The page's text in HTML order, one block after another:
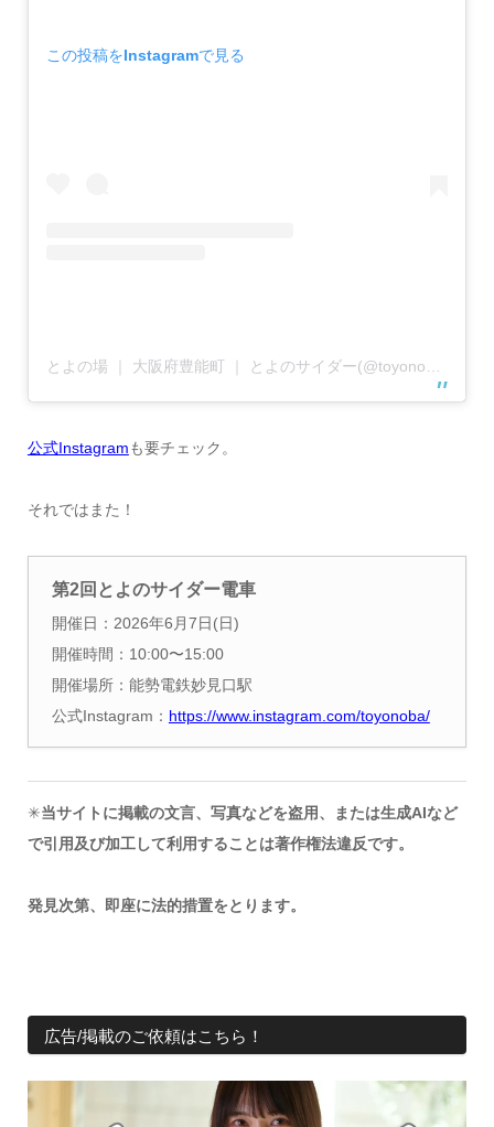
この投稿をInstagramで見る
公式Instagramも要チェック。
それではまた！
第2回とよのサイダー電車
開催日：2026年6月7日(日)
開催時間：10:00〜15:00
開催場所：能勢電鉄妙見口駅
公式Instagram： https://www.instagram.com/toyonoba/
✳︎当サイトに掲載の文言、写真などを盗用、または生成AIなど
で引用及び加工して利用することは著作権法違反です。
発見次第、即座に法的措置をとります。
広告/掲載のご依頼はこちら！